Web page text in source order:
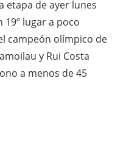
etapa de ayer lunes
19º lugar a poco
campeón olímpico de
y Rui Costa
a menos de 45